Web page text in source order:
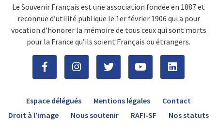
Le Souvenir Français est une association fondée en 1887 et
reconnue d’utilité publique le 1er février 1906 qui a pour
vocation d'honorer la mémoire de tous ceux qui sont morts
pour la France qu’ils soient Français ou étrangers.
Espace délégués Mentions légales
Contact
Droit à l’image
Nous soutenir RAFI-SF Nos statuts